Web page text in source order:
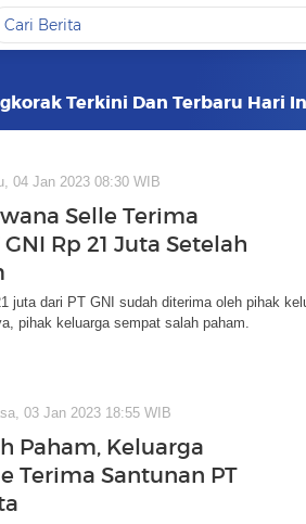
Terkini Dan Terbaru Hari
04 Jan 2023 08:30 WIB
Selle Terima
Rp 21 Juta Setelah
juta dari PT GNI sudah diterima oleh pihak
pihak keluarga sempat salah paham.
03 Jan 2023 18:55 WIB
Paham, Keluarga
Terima Santunan PT